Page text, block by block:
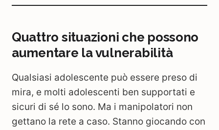
Quattro situazioni che possono
aumentare la vulnerabilità
Qualsiasi adolescente può essere preso di
mira, e molti adolescenti ben supportati e
sicuri di sé lo sono. Ma i manipolatori non
gettano la rete a caso. Stanno giocando con